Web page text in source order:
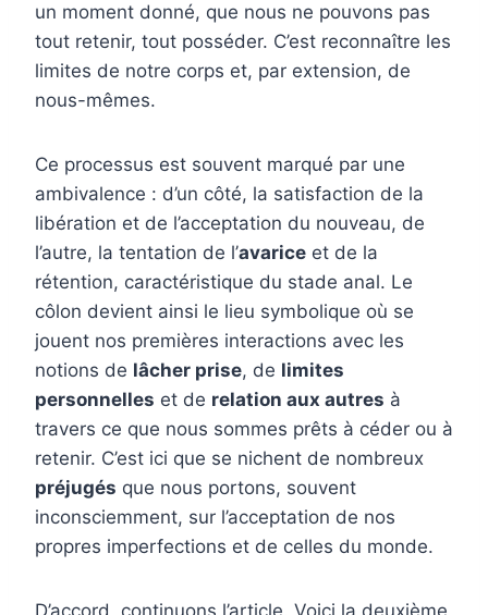
un moment donné, que nous ne pouvons pas
tout retenir, tout posséder. C’est reconnaître les
limites de notre corps et, par extension, de
nous-mêmes.
Ce processus est souvent marqué par une
ambivalence : d’un côté, la satisfaction de la
libération et de l’acceptation du nouveau, de
l’autre, la tentation de l’avarice et de la
rétention, caractéristique du stade anal. Le
côlon devient ainsi le lieu symbolique où se
jouent nos premières interactions avec les
notions de lâcher prise, de limites
personnelles et de relation aux autres à
travers ce que nous sommes prêts à céder ou à
retenir. C’est ici que se nichent de nombreux
préjugés que nous portons, souvent
inconsciemment, sur l’acceptation de nos
propres imperfections et de celles du monde.